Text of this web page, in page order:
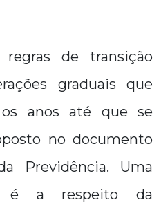
regras de transição
graduais que
os anos até que se
no documento
Previdência. Uma
é a respeito da